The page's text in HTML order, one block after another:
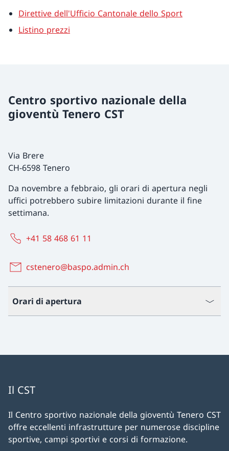
Direttive dell'Ufficio Cantonale dello Sport
Listino prezzi
Centro sportivo nazionale della
gioventù Tenero CST
Via Brere
CH-6598 Tenero
Da novembre a febbraio, gli orari di apertura negli
uffici potrebbero subire limitazioni durante il fine
settimana.
+41 58 468 61 11
cstenero@baspo.admin.ch
Orari di apertura
Il CST
Il Centro sportivo nazionale della gioventù Tenero CST
offre eccellenti infrastrutture per numerose discipline
sportive, campi sportivi e corsi di formazione.